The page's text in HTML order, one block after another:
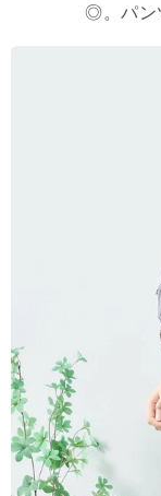
◎。パン